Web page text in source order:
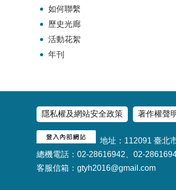
如何聯繫
歷史光廊
活動花絮
年刊
隱私權及網站安全政策 著作權聲
地址：112091 臺北
總機電話：02-28616942、02-
客服信箱：gtyh2016@gmail.com